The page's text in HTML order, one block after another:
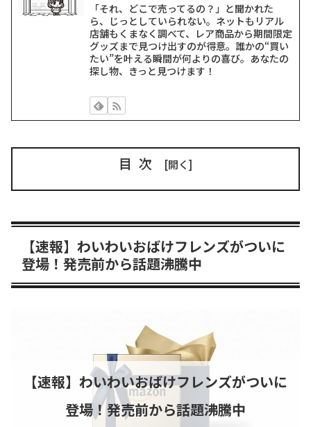
「それ、どこで売ってるの？」と聞かれた
ら、じっとしていられない。ネットもリアル
店舗もくまなく調べて、レア商品から期間限定
グッズまで見つけ出すのが得意。誰かの“買い
たい”を叶える瞬間が何よりの喜び。あなたの
探し物、きっと見つけます！
目次
【速報】わいわいおばけフレンズがついに
登場！発売前から話題沸騰中
【速報】わいわいおばけフレンズがついに
登場！発売前から話題沸騰中